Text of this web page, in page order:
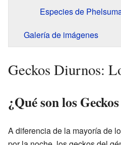
Especies de
Galería de imágenes
Geckos Diurnos:
¿Qué son los
A diferencia de la mayoría de